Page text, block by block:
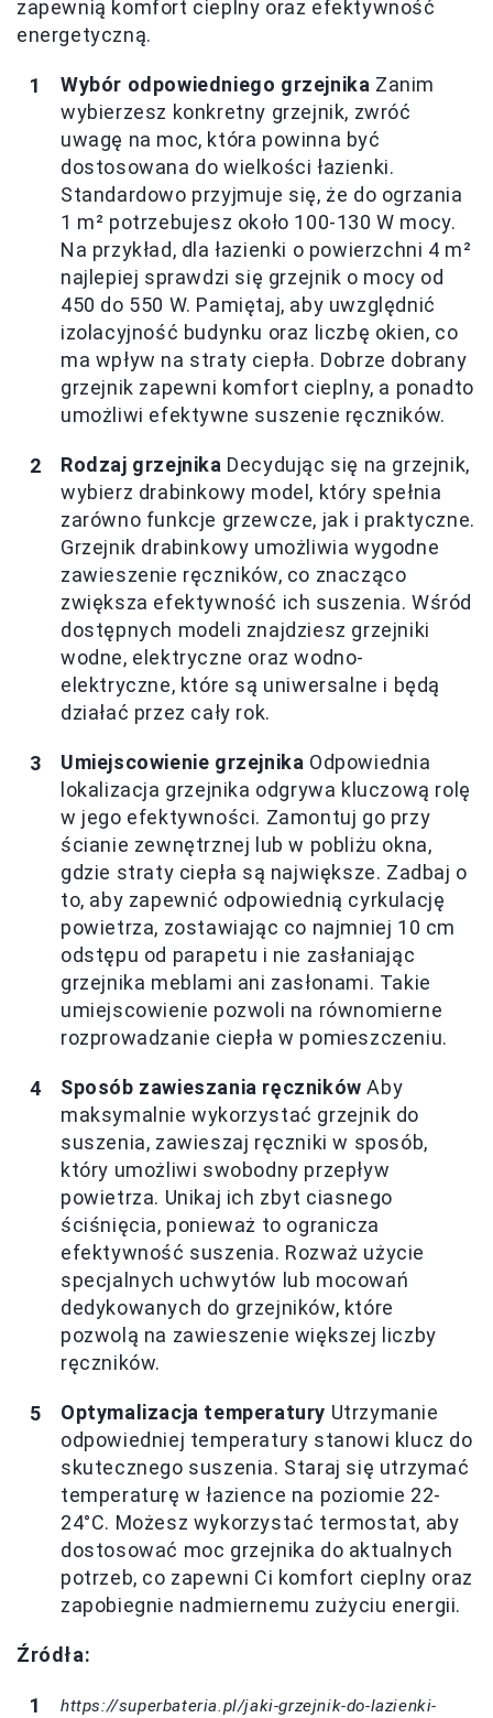
zapewnią komfort cieplny oraz efektywność
energetyczną.
Wybór odpowiedniego grzejnika Zanim
wybierzesz konkretny grzejnik, zwróć
uwagę na moc, która powinna być
dostosowana do wielkości łazienki.
Standardowo przyjmuje się, że do ogrzania
1 m² potrzebujesz około 100-130 W mocy.
Na przykład, dla łazienki o powierzchni 4 m²
najlepiej sprawdzi się grzejnik o mocy od
450 do 550 W. Pamiętaj, aby uwzględnić
izolacyjność budynku oraz liczbę okien, co
ma wpływ na straty ciepła. Dobrze dobrany
grzejnik zapewni komfort cieplny, a ponadto
umożliwi efektywne suszenie ręczników.
Rodzaj grzejnika Decydując się na grzejnik,
wybierz drabinkowy model, który spełnia
zarówno funkcje grzewcze, jak i praktyczne.
Grzejnik drabinkowy umożliwia wygodne
zawieszenie ręczników, co znacząco
zwiększa efektywność ich suszenia. Wśród
dostępnych modeli znajdziesz grzejniki
wodne, elektryczne oraz wodno-
elektryczne, które są uniwersalne i będą
działać przez cały rok.
Umiejscowienie grzejnika Odpowiednia
lokalizacja grzejnika odgrywa kluczową rolę
w jego efektywności. Zamontuj go przy
ścianie zewnętrznej lub w pobliżu okna,
gdzie straty ciepła są największe. Zadbaj o
to, aby zapewnić odpowiednią cyrkulację
powietrza, zostawiając co najmniej 10 cm
odstępu od parapetu i nie zasłaniając
grzejnika meblami ani zasłonami. Takie
umiejscowienie pozwoli na równomierne
rozprowadzanie ciepła w pomieszczeniu.
Sposób zawieszania ręczników Aby
maksymalnie wykorzystać grzejnik do
suszenia, zawieszaj ręczniki w sposób,
który umożliwi swobodny przepływ
powietrza. Unikaj ich zbyt ciasnego
ściśnięcia, ponieważ to ogranicza
efektywność suszenia. Rozważ użycie
specjalnych uchwytów lub mocowań
dedykowanych do grzejników, które
pozwolą na zawieszenie większej liczby
ręczników.
Optymalizacja temperatury Utrzymanie
odpowiedniej temperatury stanowi klucz do
skutecznego suszenia. Staraj się utrzymać
temperaturę w łazience na poziomie 22-
24°C. Możesz wykorzystać termostat, aby
dostosować moc grzejnika do aktualnych
potrzeb, co zapewni Ci komfort cieplny oraz
zapobiegnie nadmiernemu zużyciu energii.
Źródła:
https://superbateria.pl/jaki-grzejnik-do-lazienki-